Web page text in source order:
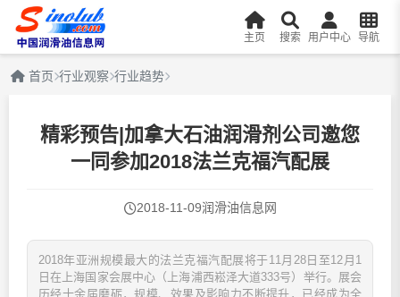
主页 搜索 用户中心 导航
首页 行业观察 行业趋势
精彩预告|加拿大石油润滑剂公司邀您
一同参加2018法兰克福汽配展
2018-11-09润滑油信息网
2018年亚洲规模最大的法兰克福汽配展将于11月28日至12月1
日在上海国家会展中心（上海浦西崧泽大道333号）举行。展会
历经十余届磨砺，规模、效果及影响力不断提升，已经成为全